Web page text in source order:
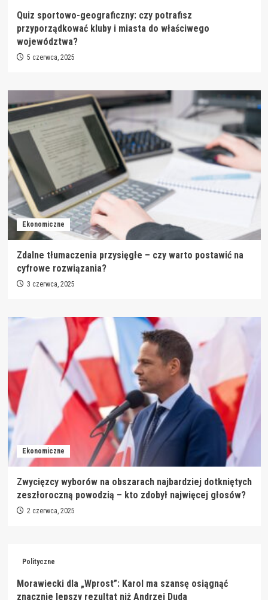
Quiz sportowo-geograficzny: czy potrafisz
przyporządkować kluby i miasta do właściwego
województwa?
5 czerwca, 2025
Ekonomiczne
Zdalne tłumaczenia przysięgłe – czy warto postawić na
cyfrowe rozwiązania?
3 czerwca, 2025
Ekonomiczne
Zwycięzcy wyborów na obszarach najbardziej dotkniętych
zeszłoroczną powodzią – kto zdobył najwięcej głosów?
2 czerwca, 2025
Polityczne
Morawiecki dla „Wprost”: Karol ma szansę osiągnąć
znacznie lepszy rezultat niż Andrzej Duda